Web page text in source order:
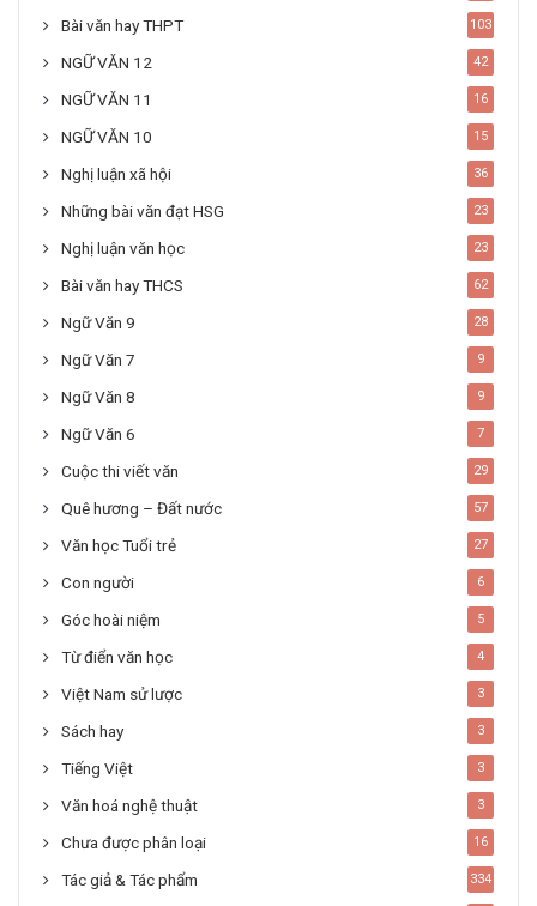
Bài văn hay THPT 103
NGỮ VĂN 12 42
NGỮ VĂN 11 16
NGỮ VĂN 10 15
Nghị luận xã hội 36
Những bài văn đạt HSG 23
Nghị luận văn học 23
Bài văn hay THCS 62
Ngữ Văn 9 28
Ngữ Văn 7 9
Ngữ Văn 8 9
Ngữ Văn 6 7
Cuộc thi viết văn 29
Quê hương – Đất nước 57
Văn học Tuổi trẻ 27
Con người 6
Góc hoài niệm 5
Từ điển văn học 4
Việt Nam sử lược 3
Sách hay 3
Tiếng Việt 3
Văn hoá nghệ thuật 3
Chưa được phân loại 16
Tác giả & Tác phẩm 334